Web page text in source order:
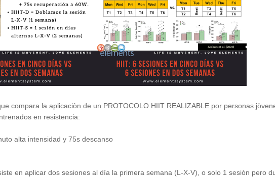
compara la aplicaciòn de un PROTOCOLO HIIT REALIZABLE por personas
en resistencia:
alta intensidad y 75s descanso
en aplicar dos sesiones al día la primera semana (L-X-V), o solo 1 sesiòn pero